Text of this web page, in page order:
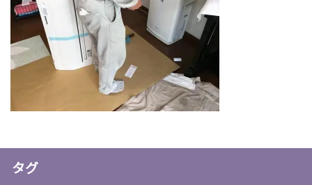
タグ